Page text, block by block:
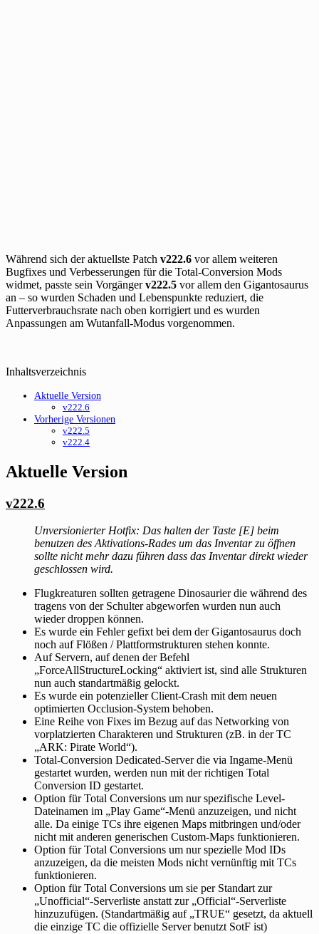
Während sich der aktuellste Patch v222.6 vor allem weiteren
Bugfixes und Verbesserungen für die Total-Conversion Mods
widmet, passte sein Vorgängerv222.5 vor allem den Gigantosaurus
an – so wurden Schaden und Lebenspunkte reduziert, die
Futterverbrauchsrate nach oben korrigiert und es wurden
Anpassungen am Wutanfall-Modus vorgenommen.
Inhaltsverzeichnis
Aktuelle Version
v222.6
Vorherige Versionen
v222.5
v222.4
Aktuelle Version
v222.6
Unversionierter Hotfix: Das halten der Taste [E] beim
benutzen des Aktivations-Rades um das Inventar zu öffnen
sollte nicht mehr dazu führen dass das Inventar direkt wieder
geschlossen wird.
Flugkreaturen sollten getragene Dinosaurier die während des
tragens von der Schulter abgeworfen wurden nun auch
wieder droppen können.
Es wurde ein Fehler gefixt bei dem der Gigantosaurus doch
noch auf Flößen / Plattformstrukturen stehen konnte.
Auf Servern, auf denen der Befehl
„ForceAllStructureLocking“ aktiviert ist, sind alle Strukturen
nun auch standartmäßig gelockt.
Es wurde ein potenzieller Client-Crash mit dem neuen
optimierten Occlusion-System behoben.
Eine Reihe von Fixes im Bezug auf das Networking von
vorplatzierten Charakteren und Strukturen (zB. in der TC
„ARK: Pirate World“).
Total-Conversion Dedicated-Server die via Ingame-Menü
gestartet wurden, werden nun mit der richtigen Total
Conversion ID gestartet.
Option für Total Conversions um nur spezifische Level-
Dateinamen im „Play Game“-Menü anzuzeigen, und nicht
alle. Da einige TCs ihre eigenen Maps mitbringen und/oder
nicht mit anderen generischen Custom-Maps funktionieren.
Option für Total Conversions um nur spezielle Mod IDs
anzuzeigen, da die meisten Mods nicht vernünftig mit TCs
funktionieren.
Option für Total Conversions um sie per Standart zur
„Unofficial“-Serverliste anstatt zur „Official“-Serverliste
hinzuzufügen. (Standartmäßig auf „TRUE“ gesetzt, da aktuell
die einzige TC die offizielle Server benutzt SotF ist)